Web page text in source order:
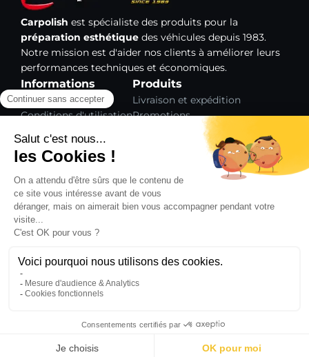
Carpolish est spécialiste des produits pour la
préparation esthétique des véhicules depuis 1983.
Notre mission est d'aider nos clients à améliorer leurs
performances techniques et économiques.
Informations
Mentions légales
Conditions d'utilisation
Gestion des cookies
Plan du site
Produits
Livraison et expédition
Promotions
Nouveaux produits
Meilleures ventes
Notre société
L'entreprise Carpolish
Formations
Contact
COPYRIGHT © 2026,